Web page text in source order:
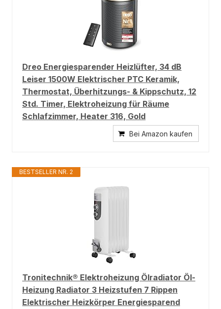
Dreo Energiesparender Heizlüfter, 34 dB
Leiser 1500W Elektrischer PTC Keramik,
Thermostat, Überhitzungs- & Kippschutz, 12
Std. Timer, Elektroheizung für Räume
Schlafzimmer, Heater 316, Gold
Bei Amazon kaufen
BESTSELLER NR. 2
Tronitechnik® Elektroheizung Ölradiator Öl-
Heizung Radiator 3 Heizstufen 7 Rippen
Elektrischer Heizkörper Energiesparend